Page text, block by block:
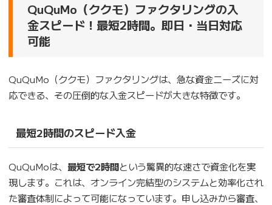
QuQuMo（ククモ）ファクタリングの入
金スピード！最短2時間。即日・当日対応
可能
QuQuMo（ククモ）ファクタリングは、急な資金ニーズに対
応できる、その圧倒的な入金スピードが大きな特徴です。
最短2時間のスピード入金
QuQuMoは、 最短で2時間という驚異的な速さで資金化を実
現します。これは、オンライン完結型のシステムと効率化され
た審査体制によって可能になっています。申し込みから審査、